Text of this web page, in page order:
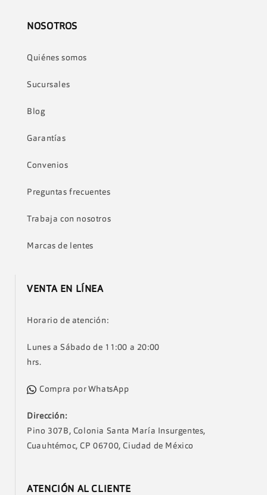
NOSOTROS
Quiénes somos
Sucursales
Blog
Garantías
Convenios
Preguntas frecuentes
Trabaja con nosotros
Marcas de lentes
VENTA EN LÍNEA
Horario de atención:
Lunes a Sábado de 11:00 a 20:00
hrs.
Compra por WhatsApp
Dirección:
Pino 307B, Colonia Santa María Insurgentes,
Cuauhtémoc, CP 06700, Ciudad de México
ATENCIÓN AL CLIENTE